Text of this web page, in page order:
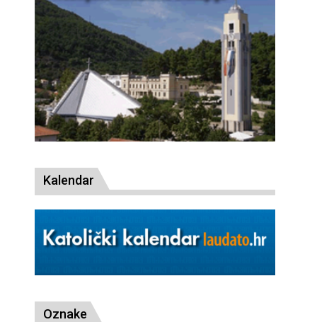
Kalendar
Oznake